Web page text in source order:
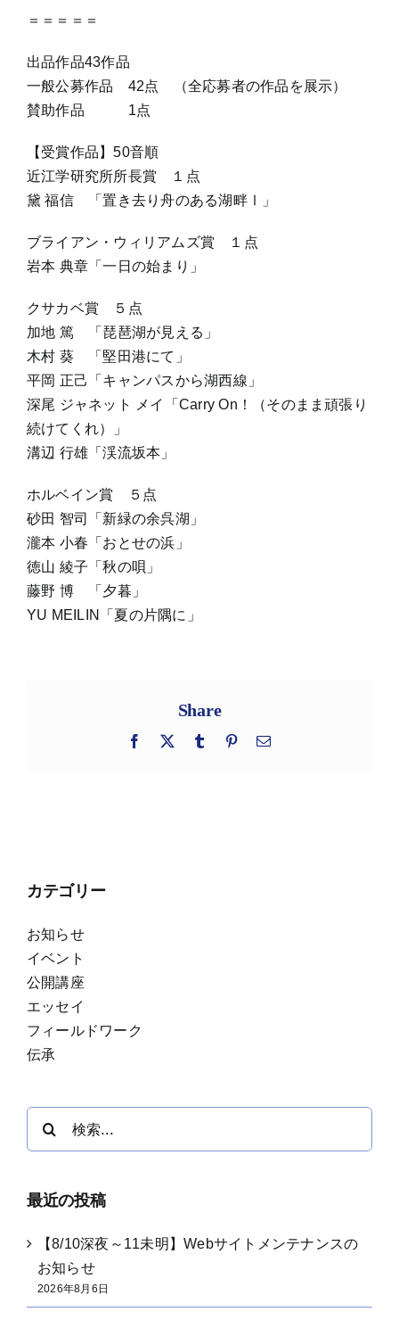
＝＝＝＝＝
出品作品43作品
一般公募作品 42点 （全応募者の作品を展示）
賛助作品 1点
【受賞作品】50音順
近江学研究所所長賞 １点
黛 福信 「置き去り舟のある湖畔Ⅰ」
ブライアン・ウィリアムズ賞 １点
岩本 典章「一日の始まり」
クサカベ賞 ５点
加地 篤 「琵琶湖が見える」
木村 葵 「堅田港にて」
平岡 正己「キャンパスから湖西線」
深尾 ジャネット メイ「Carry On！（そのまま頑張り
続けてくれ）」
溝辺 行雄「渓流坂本」
ホルベイン賞 ５点
砂田 智司「新緑の余呉湖」
瀧本 小春「おとせの浜」
徳山 綾子「秋の唄」
藤野 博 「夕暮」
YU MEILIN「夏の片隅に」
Share
Facebook
X Tumblr Pinterest
電
カテゴリー
お知らせ
イベント
公開講座
エッセイ
フィールドワーク
伝承
最近の投稿
【8/10深夜～11未明】Webサイトメンテナンスの
お知らせ
2026年8月6日